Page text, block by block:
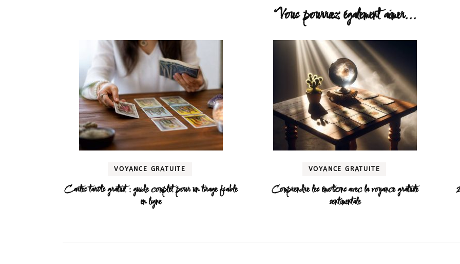
Vous pourriez également aimer...
VOYANCE GRATUITE
Cartes tarots gratuit : guide complet pour un tirage fiable
en ligne
VOYANCE GRATUITE
Comprendre les émotions avec la voyance gratuite
sentimentale